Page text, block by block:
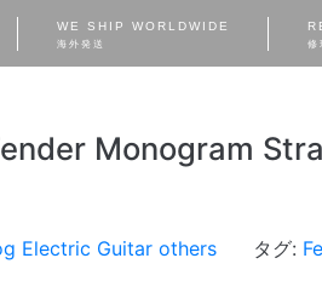
WE SHIP WORLDWIDE
海外発送 修
Monogram
Electric Guitar others タグ: